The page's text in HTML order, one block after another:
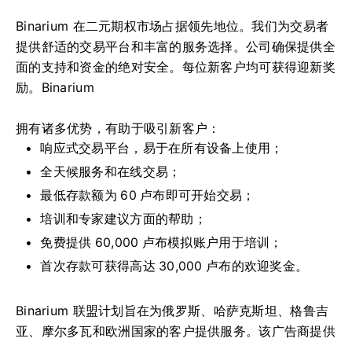
Binarium 在二元期权市场占据领先地位。我们为交易者
提供舒适的交易平台和丰富的服务选择。公司确保提供全
面的支持和资金的绝对安全。每位新客户均可获得迎新奖
励。Binarium
拥有诸多优势，有助于吸引新客户：
响应式交易平台，易于在所有设备上使用；
全天候服务和在线交易；
最低存款额为 60 卢布即可开始交易；
培训和专家建议方面的帮助；
免费提供 60,000 卢布模拟账户用于培训；
首次存款可获得高达 30,000 卢布的欢迎奖金。
Binarium 联盟计划旨在为俄罗斯、哈萨克斯坦、格鲁吉
亚、摩尔多瓦和欧洲国家的客户提供服务。该广告商提供